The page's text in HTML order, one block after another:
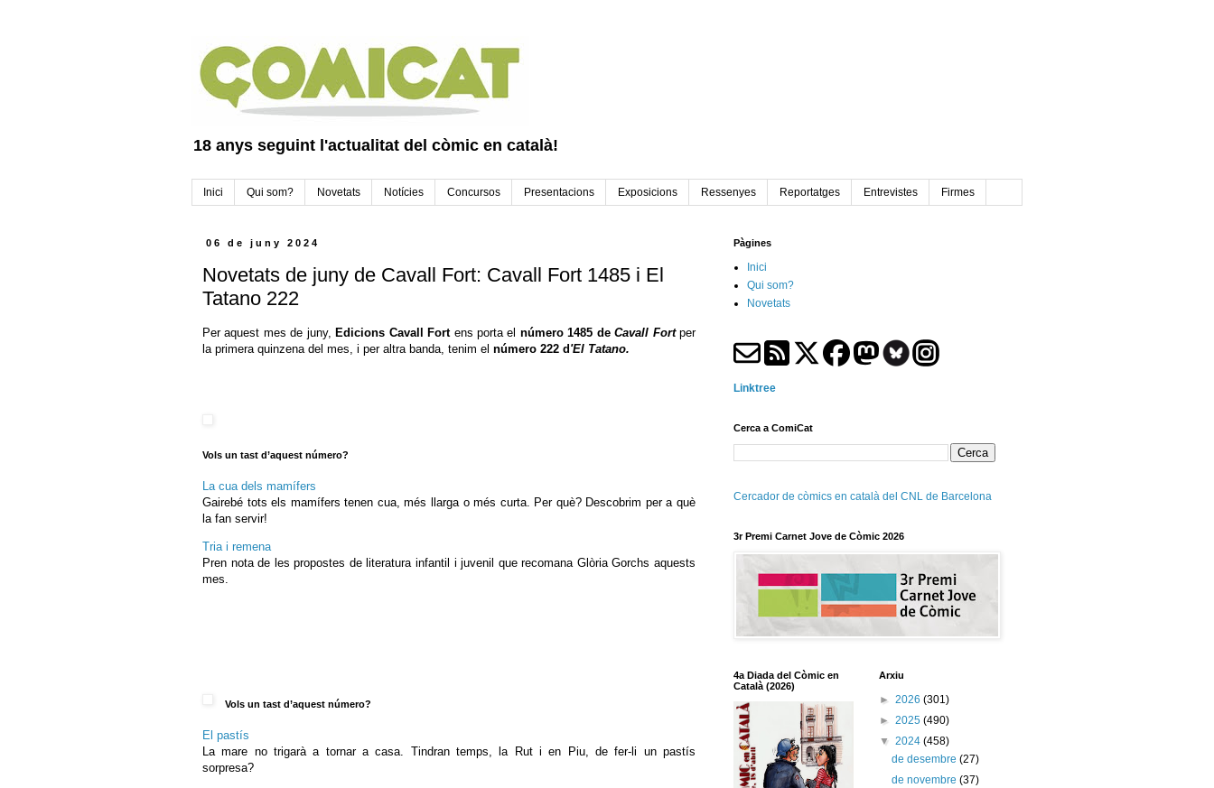
18 anys seguint l'actualitat del còmic en català!
Inici Qui som? Novetats Notícies Concursos Presentacions Exposicions Ressenyes Reportatges Entrevistes Firmes
06 de juny 2024
Novetats de juny de Cavall Fort: Cavall Fort 1485 i El
Tatano 222
Per aquest mes de juny, Edicions Cavall Fortens porta el número 1485 deCavall Fortper
la primera quinzena del mes, i per altra banda, tenim el número 222 d 'El Tatano.
Vols un tast d’aquest número?
La cua dels mamífers
Gairebé tots els mamífers tenen cua, més llarga o més curta. Per què? Descobrim per a què
la fan servir!
Tria i remena
Pren nota de les propostes de literatura infantil i juvenil que recomana Glòria Gorchs aquests
mes.
Vols un tast d’aquest número?
El pastís
La mare no trigarà a tornar a casa. Tindran temps, la Rut i en Piu, de fer-li un pastís
sorpresa?
Pàgines
Inici
Qui som?
Novetats
Linktree
Cerca a ComiCat
Cercador de còmics en català del CNL de Barcelona
3r Premi Carnet Jove de Còmic 2026
4a Diada del Còmic en
Català (2026)
Arxiu
► 2026 (301)
► 2025 (490)
▼ 2024 (458)
de desembre(27)
de novembre(37)